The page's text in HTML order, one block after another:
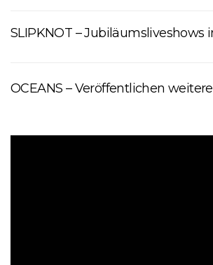
SLIPKNOT – Jubiläumsliveshows
OCEANS – Veröffentlichen weitere